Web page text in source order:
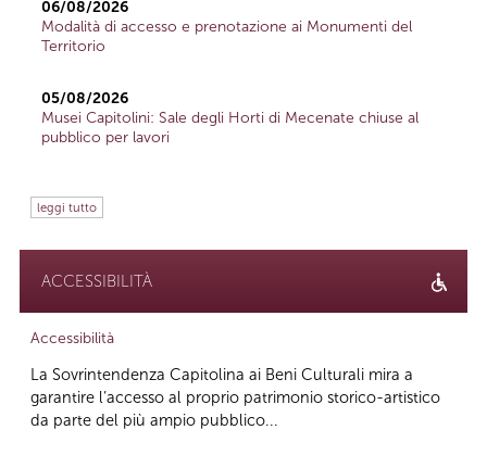
06/08/2026
Modalità di accesso e prenotazione ai Monumenti del
Territorio
05/08/2026
Musei Capitolini: Sale degli Horti di Mecenate chiuse al
pubblico per lavori
leggi tutto
ACCESSIBILITÀ
Accessibilità
La Sovrintendenza Capitolina ai Beni Culturali mira a
garantire l’accesso al proprio patrimonio storico-artistico
da parte del più ampio pubblico...